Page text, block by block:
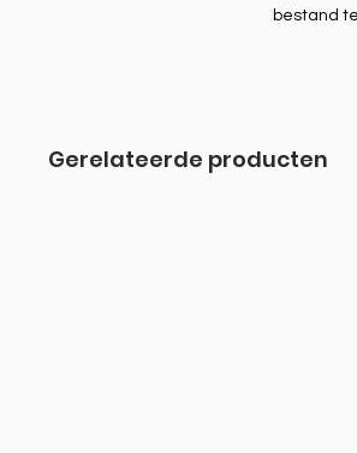
bestand
Gerelateerde producten